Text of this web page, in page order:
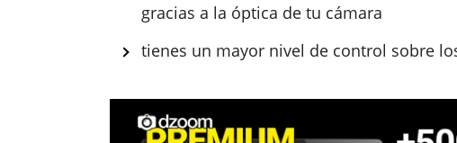
gracias a la óptica de tu cámara
tienes un mayor nivel de control sobre